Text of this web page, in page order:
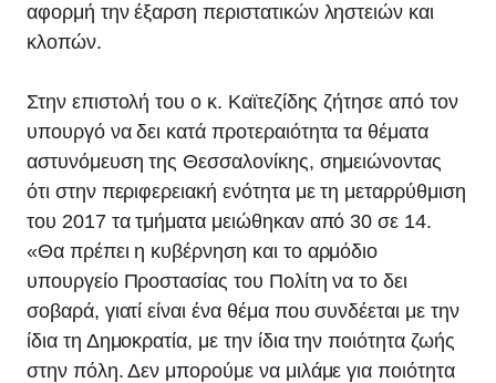
αφορμή την έξαρση περιστατικών ληστειών και
κλοπών.
Στην επιστολή του ο κ. Καϊτεζίδης ζήτησε από τον
υπουργό να δει κατά προτεραιότητα τα θέματα
αστυνόμευση της Θεσσαλονίκης, σημειώνοντας
ότι στην περιφερειακή ενότητα με τη μεταρρύθμιση
του 2017 τα τμήματα μειώθηκαν από 30 σε 14.
«Θα πρέπει η κυβέρνηση και το αρμόδιο
υπουργείο Προστασίας του Πολίτη να το δει
σοβαρά, γιατί είναι ένα θέμα που συνδέεται με την
ίδια τη Δημοκρατία, με την ίδια την ποιότητα ζωής
στην πόλη. Δεν μπορούμε να μιλάμε για ποιότητα